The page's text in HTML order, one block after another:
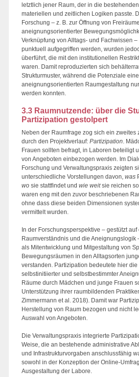
letztlich jener Raum, der in die
materiellen und zeitlichen Logiken passte.
Forschung – z. B. zur Öffnung von
aneignungsorientierter
Verknüpfung von Alltags- und Fachwissen
punktuell aufgegriffen werden, wurden
überführt, die mit den institutionellen
waren. Damit reproduzierten sich
Strukturmuster, während die Potenziale
aneignungsorientierten Raumgestaltung
werden konnten.
3.3 Raumnutzende: über die
Partizipation gestolpert
Neben der Raumfrage zog sich ein zweites
durch den Projektverlauf: Partizipation.
Frauen sollten befragt, in Laboren beteiligt
von Angeboten einbezogen werden. Im
Forschung und Verwaltungspraxis zeigten
unterschiedliche Vorstellungen davon, was
wo sie stattfindet und wie weitsie reichen
waren eng mit den zuvor beschriebenen
ohne dass diese beiden Dimensionen
vermittelt wurden.
In der Forschungsperspektive – gestützt
Raumverständnis und die Aneignungslogik
als Mitentwicklung und Mitgestaltung von
Bewegungsräumen in den Alltagsorten
verstanden. Partizipation bedeutete hier
selbstinitiierter und selbstbestimmter
Räume durch Mädchen und junge Frauen
Unterstützung ihrer raumbildenden
Zimmermann et al. 2018). Damit war
Herstellung von Raum bezogen und nicht
Auswahl von Angeboten.
Die Verwaltungspraxis integrierte
Weise, die an bestehende administrative
und Infrastrukturvorgaben anschlussfähig
sowohl in der Konzeption der Online-
Ausgestaltung der Labore.